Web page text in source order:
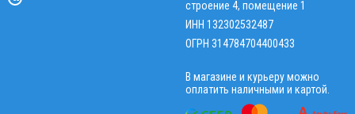
строение 4, помещение 1
ИНН 132302532487
ОГРН 314784704400433
В магазине и курьеру можно
оплатить наличными и картой.